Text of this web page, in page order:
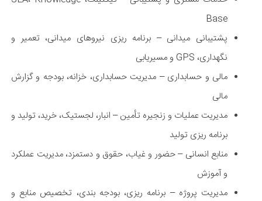
Base
پشتیبانی میدانی – برنامه ریزی نیروهای میدانی، تعمیر و
نگهداری، GPS و مسیریابی
مالی و حسابداری – مدیریت حسابداری، خزانه، بودجه و گزارش
مالی
مدیریت عملیات و زنجیره تأمین – انبار، لجستیک، خرید، تولید و
برنامه ریزی تولید
منابع انسانی – حضور و غیاب، حقوق و دستمزد، مدیریت عملکرد
و آموزش
مدیریت پروژه – برنامه ریزی، بودجه بندی، تخصیص منابع و